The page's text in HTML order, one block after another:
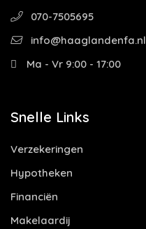
070-7505695
info@haaglandenfa.nl
Ma - Vr 9:00 - 17:00
Snelle Links
Verzekeringen
Hypotheken
Financiën
Makelaardij